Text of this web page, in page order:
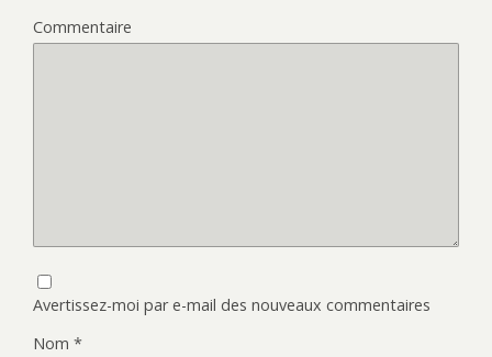
Commentaire
Avertissez-moi par e-mail des nouveaux commentaires
Nom *